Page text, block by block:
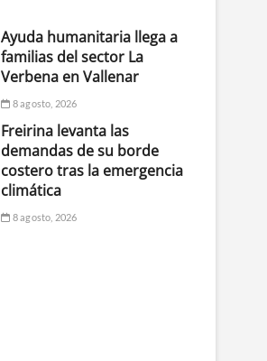
Ayuda humanitaria llega a
familias del sector La
Verbena en Vallenar
8 agosto, 2026
Freirina levanta las
demandas de su borde
costero tras la emergencia
climática
8 agosto, 2026